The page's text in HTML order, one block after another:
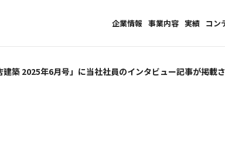
企業情報 事業内容 実績 コン
建築 2025年6月号」に当社社員のインタビュー記事が掲載